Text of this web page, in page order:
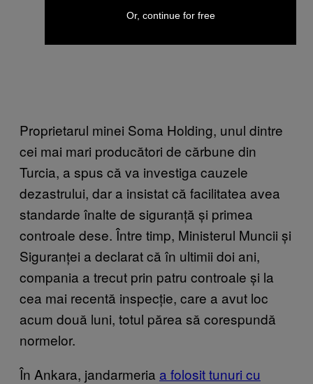
Proprietarul minei Soma Holding, unul dintre
cei mai mari producători de cărbune din
Turcia, a spus că va investiga cauzele
dezastrului, dar a insistat că facilitatea avea
standarde înalte de siguranță și primea
controale dese. Între timp, Ministerul Muncii și
Siguranței a declarat că în ultimii doi ani,
compania a trecut prin patru controale și la
cea mai recentă inspecție, care a avut loc
acum două luni, totul părea să corespundă
normelor.
În Ankara, jandarmeria a folosit tunuri cu
Or, continue for free